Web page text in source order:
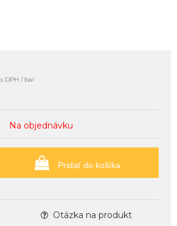
s DPH / bal
Na objednávku
Pridať do košíka
Otázka na produkt